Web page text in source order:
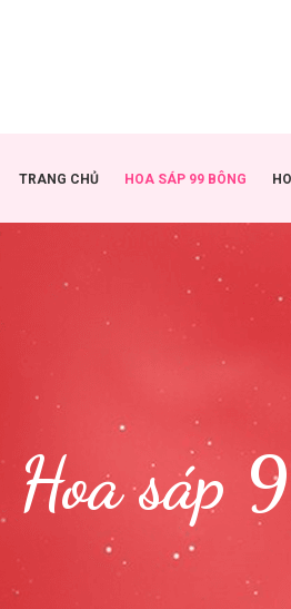
TRANG CHỦ HOA SÁP 99 BÔNG
Hoa sáp